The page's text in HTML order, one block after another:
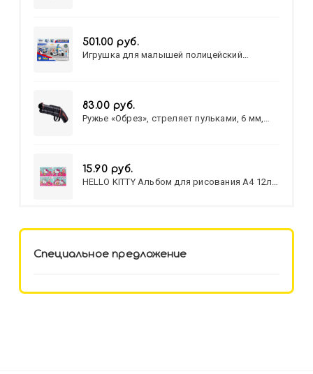
501.00 руб.
Игрушка для малышей полицейский
83.00 руб.
Ружье «Обрез», стреляет пульками, 6 мм,
15.90 руб.
HELLO KITTY Альбом для рисования А4 12л.
Специальное предложение